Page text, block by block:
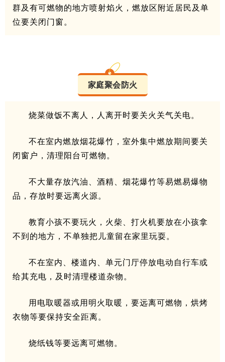
群及有可燃物的地方喷射焰火，燃放区附近居民及单
位要关闭门窗。
家庭聚会防火
烧菜做饭不离人，人离开时要关火关气关电。
不在室内燃放烟花爆竹，室外集中燃放期间要关
闭窗户，清理阳台可燃物。
不大量存放汽油、酒精、烟花爆竹等易燃易爆物
品，存放时要远离火源。
教育小孩不要玩火，火柴、打火机要放在小孩拿
不到的地方，不单独把儿童留在家里玩耍。
不在室内、楼道内、单元门厅停放电动自行车或
给其充电，及时清理楼道杂物。
用电取暖器或用明火取暖，要远离可燃物，烘烤
衣物等要保持安全距离。
烧纸钱等要远离可燃物。